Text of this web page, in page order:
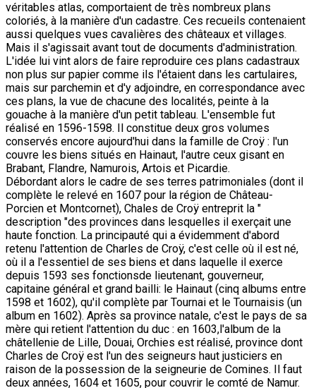
véritables atlas, comportaient de très nombreux plans
coloriés, à la manière d'un cadastre. Ces recueils contenaient
aussi quelques vues cavalières des châteaux et villages.
Mais il s'agissait avant tout de documents d'administration.
L'idée lui vint alors de faire reproduire ces plans cadastraux
non plus sur papier comme ils l'étaient dans les cartulaires,
mais sur parchemin et d'y adjoindre, en correspondance avec
ces plans, la vue de chacune des localités, peinte à la
gouache à la manière d'un petit tableau. L'ensemble fut
réalisé en 1596-1598. Il constitue deux gros volumes
conservés encore aujourd'hui dans la famille de Croÿ : l'un
couvre les biens situés en Hainaut, l'autre ceux gisant en
Brabant, Flandre, Namurois, Artois et Picardie.
Débordant alors le cadre de ses terres patrimoniales (dont il
complète le relevé en 1607 pour la région de Château-
Porcien et Montcornet), Chales de Croÿ entreprit la "
description "des provinces dans lesquelles il exerçait une
haute fonction. La principauté qui a évidemment d'abord
retenu l'attention de Charles de Croÿ, c'est celle où il est né,
où il a l'essentiel de ses biens et dans laquelle il exerce
depuis 1593 ses fonctionsde lieutenant, gouverneur,
capitaine général et grand bailli: le Hainaut (cinq albums entre
1598 et 1602), qu'il complète par Tournai et le Tournaisis (un
album en 1602). Après sa province natale, c'est le pays de sa
mère qui retient l'attention du duc : en 1603,l'album de la
châtellenie de Lille, Douai, Orchies est réalisé, province dont
Charles de Croÿ est l'un des seigneurs haut justiciers en
raison de la possession de la seigneurie de Comines. Il faut
deux années, 1604 et 1605, pour couvrir le comté de Namur.